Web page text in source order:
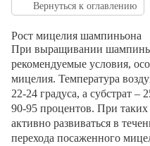
Вернуться к оглавлению
Рост мицелия шампиньона
При выращивании
рекомендуемые условия,
мицелия. Температура
22-24 градуса, а субстрат –
90-95 процентов. При
активно развиваться в
перехода посаженного